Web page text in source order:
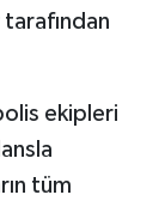
ekipleri
tüm